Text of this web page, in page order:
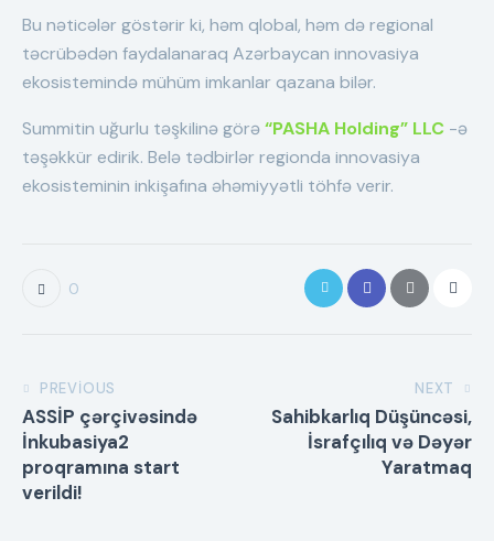
Bu nəticələr göstərir ki, həm qlobal, həm də regional
təcrübədən faydalanaraq Azərbaycan innovasiya
ekosistemində mühüm imkanlar qazana bilər.
Summitin uğurlu təşkilinə görə“PASHA Holding” LLC -ə
təşəkkür edirik. Belə tədbirlər regionda innovasiya
ekosisteminin inkişafına əhəmiyyətli töhfə verir.
0
PREVIOUS
ASSİP çərçivəsində
İnkubasiya2
proqramına start
verildi!
NEXT
Sahibkarlıq Düşüncəsi,
İsrafçılıq və Dəyər
Yaratmaq